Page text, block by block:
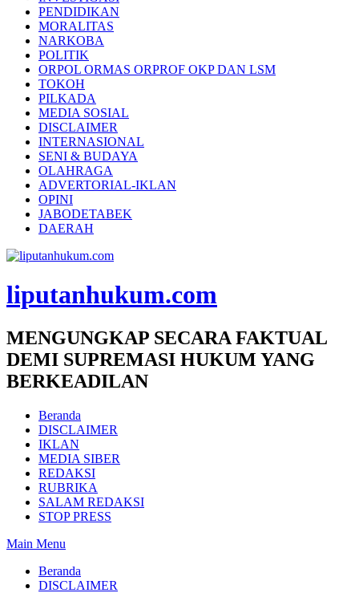
PENDIDIKAN
MORALITAS
NARKOBA
POLITIK
ORPOL ORMAS ORPROF OKP DAN LSM
TOKOH
PILKADA
MEDIA SOSIAL
DISCLAIMER
INTERNASIONAL
SENI & BUDAYA
OLAHRAGA
ADVERTORIAL-IKLAN
OPINI
JABODETABEK
DAERAH
liputanhukum.com
MENGUNGKAP SECARA FAKTUAL
DEMI SUPREMASI HUKUM YANG
BERKEADILAN
Beranda
DISCLAIMER
IKLAN
MEDIA SIBER
REDAKSI
RUBRIKA
SALAM REDAKSI
STOP PRESS
Main Menu
Beranda
DISCLAIMER